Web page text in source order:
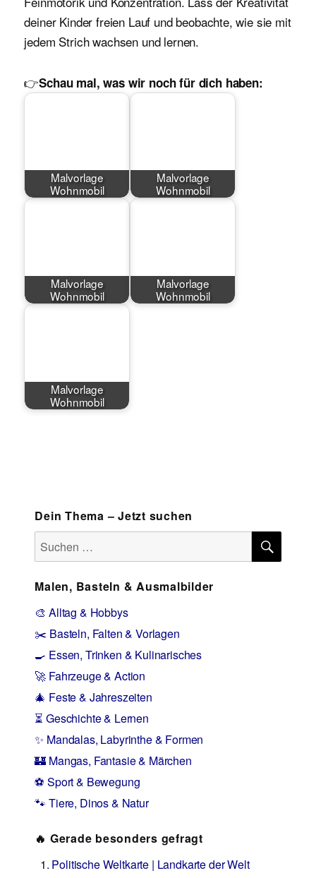
deiner Kinder freien Lauf und beobachte, wie sie mit
jedem Strich wachsen und lernen.
👉Schau mal, was wir noch für dich haben:
Malvorlage
Wohnmobil
Malvorlage
Wohnmobil
Malvorlage
Wohnmobil
Malvorlage
Wohnmobil
Malvorlage
Wohnmobil
Dein Thema – Jetzt suchen
Suchen
nach:
Malen, Basteln & Ausmalbilder
🎨 Alltag & Hobbys
✂️ Basteln, Falten & Vorlagen
🍳 Essen, Trinken & Kulinarisches
🚀 Fahrzeuge & Action
🎄 Feste & Jahreszeiten
⏳ Geschichte & Lernen
✨ Mandalas, Labyrinthe & Formen
🏰 Mangas, Fantasie & Märchen
⚽ Sport & Bewegung
🐾 Tiere, Dinos & Natur
🔥 Gerade besonders gefragt
Politische Weltkarte | Landkarte der Welt